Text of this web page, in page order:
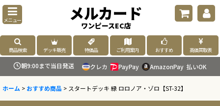
メニュー メルカード
ワンピースEC店
商品検索 デッキ販売 特価品 ご利用案内 おすすめ 高価買取表
朝9:00まで当日発送 クレカ PayPay AmazonPay 払いOK
ホーム > おすすめ商品 > スタートデッキ 緑 ロロノア・ゾロ【ST-32】